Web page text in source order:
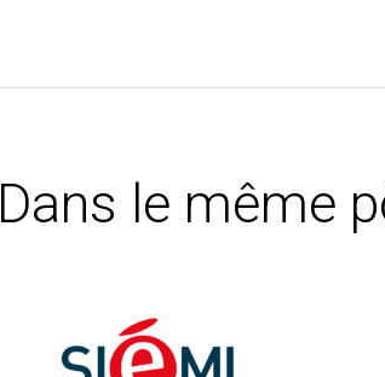
Dans le même